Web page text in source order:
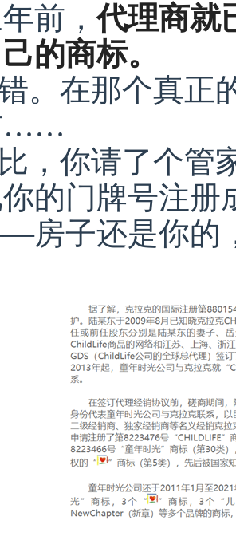
前，代理商就
的商标。
。在那个真正
……
，你请了个管
的门牌号注册
房子还是你的